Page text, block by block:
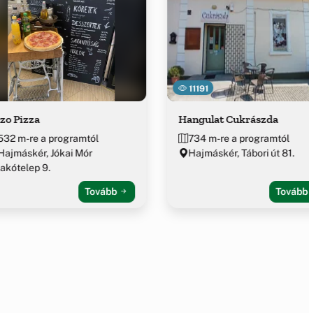
Pizza
m-re a programtól
Jókai Mór
9.
Tovább
11191
Hangulat Cukrászda
734 m-re a programtól
Hajmáskér, Tábori út 81.
Tovább